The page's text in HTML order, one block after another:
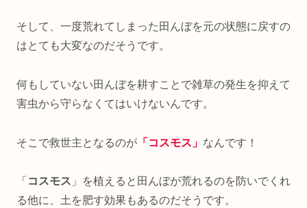
そして、一度荒れてしまった田んぼを元の状態に戻すの
はとても大変なのだそうです。
何もしていない田んぼを耕すことで雑草の発生を抑えて
害虫から守らなくてはいけないんです。
そこで救世主となるのが 「コスモス」 なんです！
「 コスモス 」を植えると田んぼが荒れるのを防いでくれ
る他に、土を肥す効果もあるのだそうです。